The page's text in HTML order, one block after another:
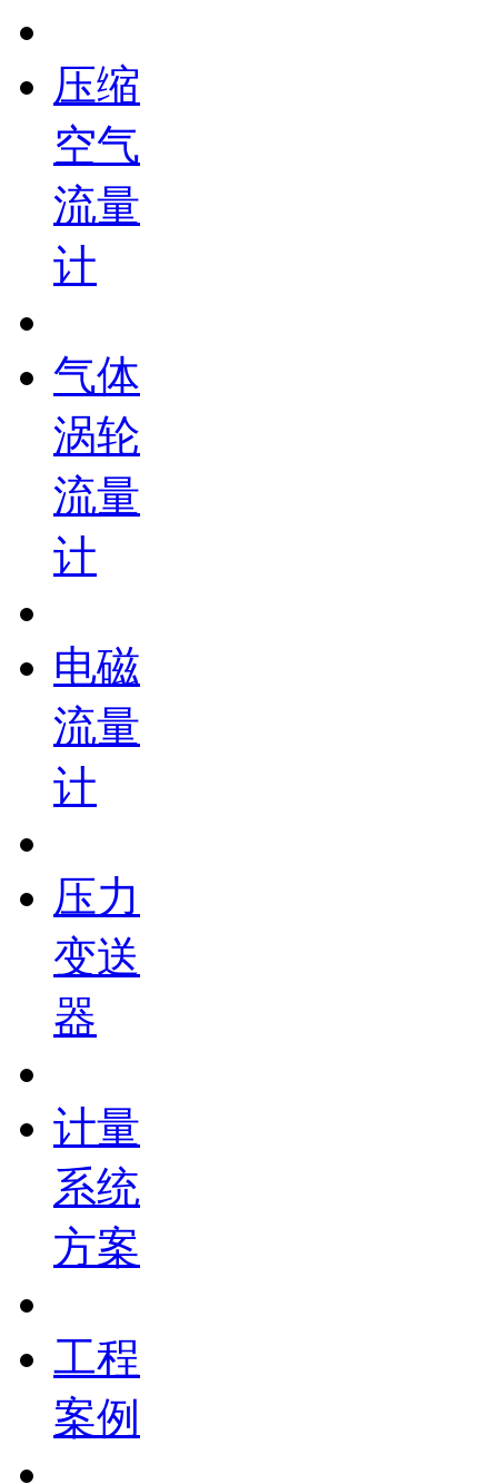
压缩
空气
流量
计
气体
涡轮
流量
计
电磁
流量
计
压力
变送
器
计量
系统
方案
工程
案例